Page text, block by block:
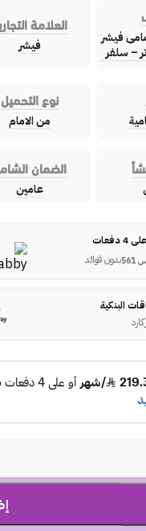
فيشر
العلامة
فيشر
نوع التحميل
من الامام
الضمان
عامين
بدون فوائد
البنكية